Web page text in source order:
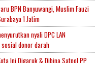
BPN Banyuwangi, Muslim Fauzi
1 Jatim
nyali DPC LAN
donor darah
Ini Digaruk & Dibina Satpol PP